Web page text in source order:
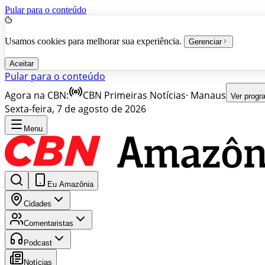
Pular para o conteúdo
Usamos cookies para melhorar sua experiência. Gerenciar
Aceitar
Pular para o conteúdo
Agora na CBN:
CBN Primeiras Notícias· Manaus Ver
Sexta-feira, 7 de agosto de 2026
Menu
Eu Amazônia
Cidades
Comentaristas
Podcast
Notícias